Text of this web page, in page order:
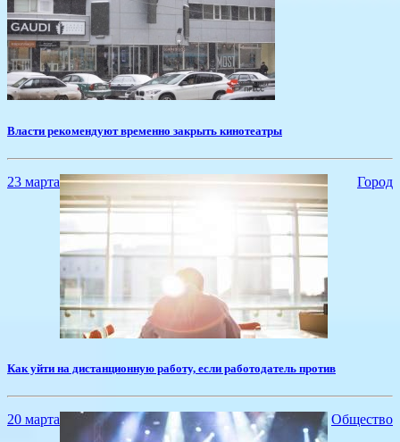
Власти рекомендуют временно закрыть кинотеатры
23 марта Город
Как уйти на дистанционную работу, если работодатель против
20 марта Общество